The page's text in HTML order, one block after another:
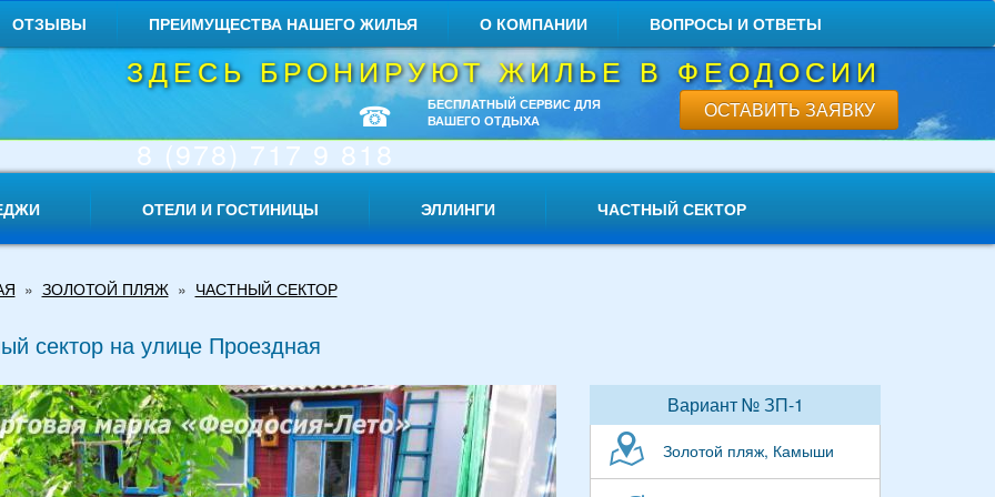
ОТЗЫВЫ ПРЕИМУЩЕСТВА НАШЕГО ЖИЛЬЯ О КОМПАНИИ ВОПРОСЫ И ОТВЕТЫ
ЗДЕСЬ БРОНИРУЮТ ЖИЛЬЕ В ФЕОДОСИИ
☎
8 (978) 717 9 818
БЕСПЛАТНЫЙ СЕРВИС ДЛЯ
ВАШЕГО ОТДЫХА
ОСТАВИТЬ ЗАЯВКУ
ОТЕЛИ И ГОСТИНИЦЫ ЭЛЛИНГИ ЧАСТНЫЙ СЕКТОР
» ЗОЛОТОЙ ПЛЯЖ » ЧАСТНЫЙ СЕКТОР
сектор на улице Проездная
Вариант № ЗП-1
Золотой пляж, Камыши